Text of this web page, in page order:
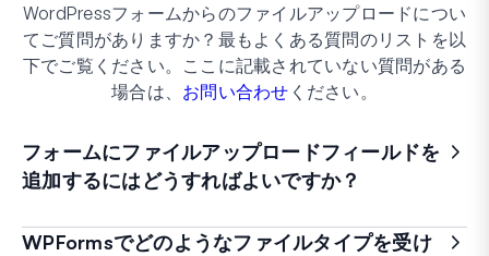
WordPressフォームからのファイルアップロードについ
てご質問がありますか？最もよくある質問のリストを以
下でご覧ください。ここに記載されていない質問がある
場合は、 お問い合わせ ください。
フォームにファイルアップロードフィールドを
追加するにはどうすればよいですか？
WPFormsでどのようなファイルタイプを受け